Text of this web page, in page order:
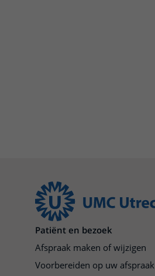
Patiënt en bezoek
Afspraak maken of wijzigen
Voorbereiden op uw afspraak